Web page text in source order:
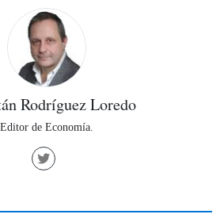
Rodríguez Loredo
Editor de Economía.